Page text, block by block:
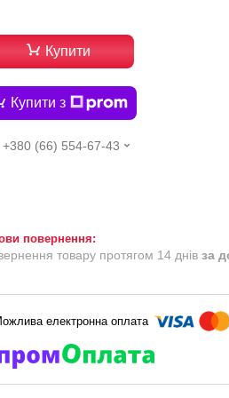
Купити
Купити з
+380 (66) 554-67-43
товару протягом 14 днів за